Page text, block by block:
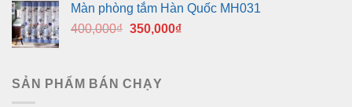
400,000₫.là:
350,000₫.
Màn phòng tắm Hàn Quốc MH031
400,000₫ Giá
400,000₫.
350,000₫Giá
SẢN PHẨM BÁN CHẠY